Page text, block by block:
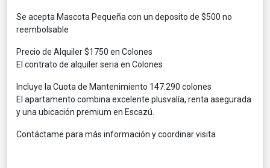
Se acepta Mascota Pequeña con un deposito de $500 no
reembolsable
Precio de Alquiler $1750 en Colones
El contrato de alquiler seria en Colones
Incluye la Cuota de Mantenimiento 147.290 colones
El apartamento combina excelente plusvalía, renta asegurada
y una ubicación premium en Escazú.
Contáctame para más información y coordinar visita